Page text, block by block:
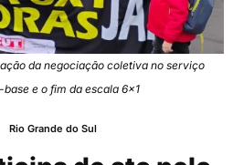
da negociação coletiva no serviço
e o fim da escala 6x1
Rio Grande do Sul